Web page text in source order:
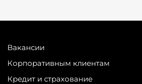
Вакансии
Корпоративным клиентам
Кредит и страхование